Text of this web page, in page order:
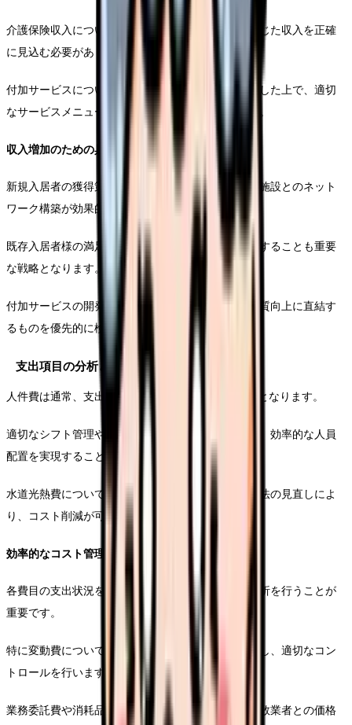
介護保険収入については、入居者様の要介護度に応じた収入を正確
に見込む必要があります。
付加サービスについては、入居者様のニーズを把握した上で、適切
なサービスメニューを設計することが求められます。
収入増加のための具体的アプローチ
新規入居者の獲得策として、地域の医療機関や介護施設とのネット
ワーク構築が効果的です。
既存入居者様の満足度向上により、長期入居を促進することも重要
な戦略となります。
付加サービスの開発においては、入居者様の生活の質向上に直結す
るものを優先的に検討します。
支出項目の分析と管理
人件費は通常、支出の50〜60%を占める最大の費目となります。
適切なシフト管理やパートタイム職員の活用により、効率的な人員
配置を実現することが重要です。
水道光熱費については、省エネ設備の導入や運用方法の見直しによ
り、コスト削減が可能です。
効率的なコスト管理の手法
各費目の支出状況を月次で確認し、予算との差異分析を行うことが
重要です。
特に変動費については、入居率との相関関係を把握し、適切なコン
トロールを行います。
業務委託費や消耗品費などは、定期的な見直しと複数業者との価格